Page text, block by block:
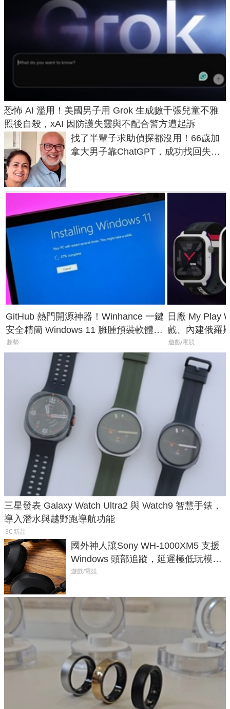
恐怖 AI 濫用！美國男子用 Grok 生成數千張兒童不雅
照後自殺，xAI 因防護失靈與不配合警方遭起訴
找了半輩子求助偵探都沒用！66歲加
拿大男子靠ChatGPT，成功找回失散
GitHub 熱門開源神器！Winhance 一鍵
安全精簡 Windows 11 臃腫預裝軟體與
後台追蹤
趨勢
日廠 My Play
戲、內建俄羅
過竟然不能連
遊戲/電競
三星發表 Galaxy Watch Ultra2 與 Watch9 智慧手錶，
導入潛水與越野跑導航功能
3C新品
國外神人讓Sony WH-1000XM5 支援
Windows 頭部追蹤，延遲極低玩模擬
飛行超有感
遊戲/電競